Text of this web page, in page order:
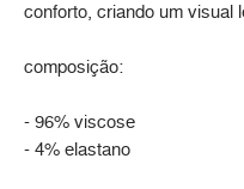
conforto, criando um visual
composição:
- 96% viscose
- 4% elastano